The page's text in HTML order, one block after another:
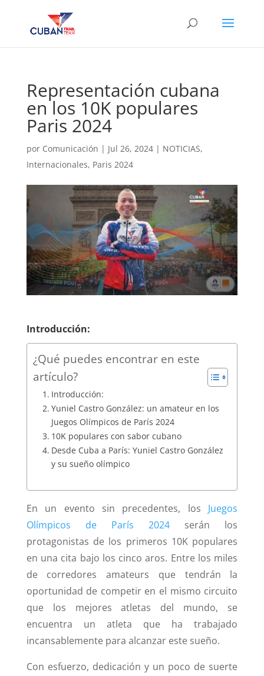
Representación cubana
en los 10K populares
Paris 2024
por Comunicación | Jul 26, 2024| NOTICIAS,
Internacionales, Paris 2024
Introducción:
¿Qué puedes encontrar en este
artículo?
Introducción:
Yuniel Castro González: un amateur en los
Juegos Olímpicos de París 2024
10K populares con sabor cubano
Desde Cuba a París: Yuniel Castro González
y su sueño olímpico
En un evento sin precedentes, los Juegos
Olímpicos de París 2024 serán los
protagonistas de los primeros 10K populares
en una cita bajo los cinco aros. Entre los miles
de corredores amateurs que tendrán la
oportunidad de competir en el mismo circuito
que los mejores atletas del mundo, se
encuentra un atleta que ha trabajado
incansablemente para alcanzar este sueño.
Con esfuerzo, dedicación y un poco de suerte